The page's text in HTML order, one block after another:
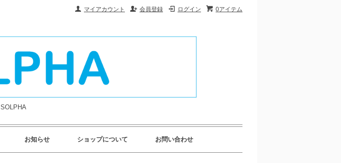
0アイテム
ログイン
会員登録
マイアカウント
SOLPHA
お知らせ ショップについて お問い合わせ